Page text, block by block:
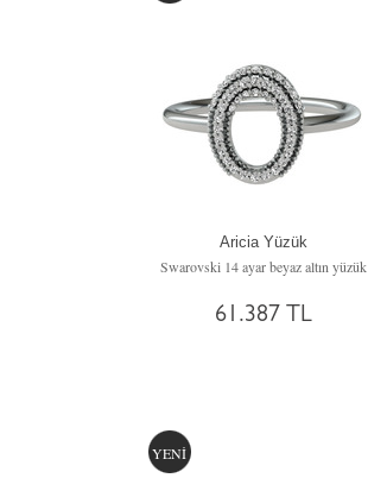
Aricia Yüzük
Swarovski 14 ayar beyaz altın yüzük
61.387 TL
YENİ